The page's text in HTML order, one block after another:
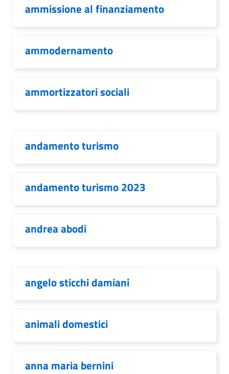
ammissione al finanziamento
ammodernamento
ammortizzatori sociali
andamento turismo
andamento turismo 2023
andrea abodi
angelo sticchi damiani
animali domestici
anna maria bernini